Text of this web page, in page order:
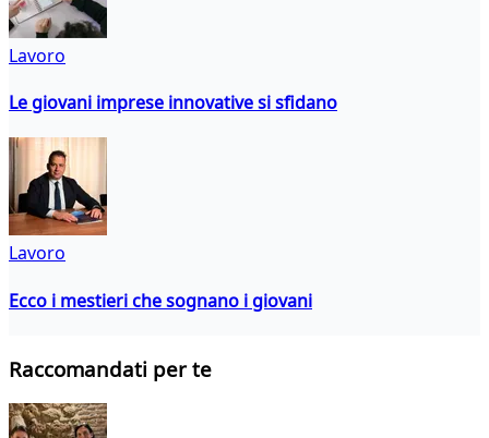
Lavoro
Le giovani imprese innovative si sfidano
Lavoro
Ecco i mestieri che sognano i giovani
Raccomandati per te